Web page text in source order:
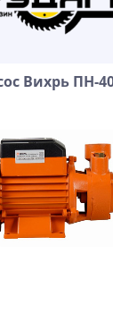
Вихрь ПН-